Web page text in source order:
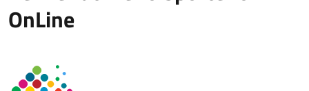
OnLine